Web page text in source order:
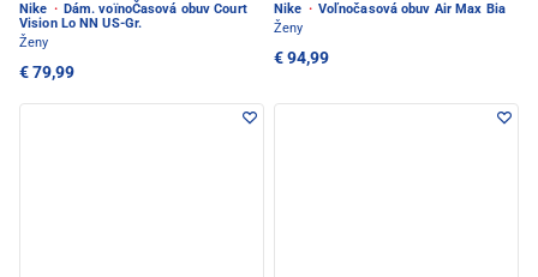
Nike · Dám. voïnoČasová obuv Court
Vision Lo NN US-Gr.
Ženy
€ 79,99
Nike · Voľnočasová obuv Air Max Bia
Ženy
€ 94,99